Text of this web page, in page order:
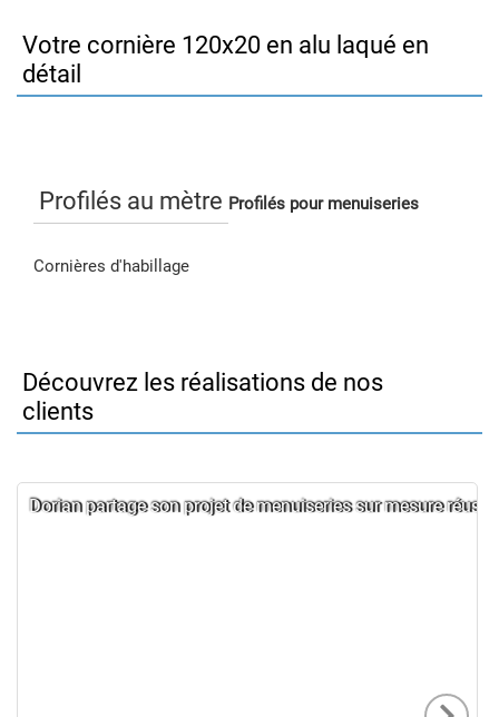
Votre cornière 120x20 en alu laqué en
détail
Profilés au mètre Profilés pour menuiseries
Cornières d'habillage
Découvrez les réalisations de nos
clients
Dorian partage son projet de menuiseries sur mesure réussi